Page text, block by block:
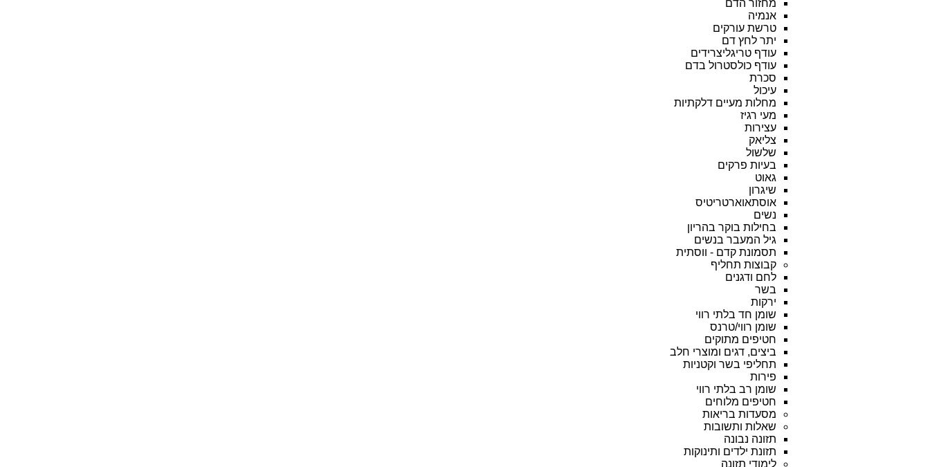
מחזור הדם
אנמיה
טרשת עורקים
יתר לחץ דם
עודף טריגליצרידים
עודף כולסטרול בדם
סכרת
עיכול
מחלות מעיים דלקתיות
מעי רגיז
עצירות
צליאק
שלשול
בעיות פרקים
גאוט
שיגרון
אוסתאוארטריטיס
נשים
בחילות בוקר בהריון
גיל המעבר בנשים
תסמונת קדם - ווסתית
קבוצות תחליף
לחם ודגנים
בשר
ירקות
שומן חד בלתי רווי
שומן רווי/טרנס
חטיפים מתוקים
ביצים, דגים ומוצרי חלב
תחליפי בשר וקטניות
פירות
שומן רב בלתי רווי
חטיפים מלוחים
מסעדות בריאות
שאלות ותשובות
תזונה נבונה
תזונת ילדים ותינוקות
לימודי תזונה